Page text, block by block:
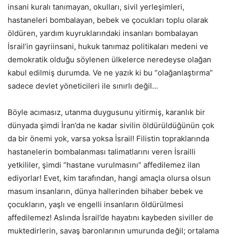
insani kuralı tanımayan, okulları, sivil yerleşimleri,
hastaneleri bombalayan, bebek ve çocukları toplu olarak
öldüren, yardım kuyruklarındaki insanları bombalayan
İsrail’in gayriinsani, hukuk tanımaz politikaları medeni ve
demokratik olduğu söylenen ülkelerce neredeyse olağan
kabul edilmiş durumda. Ve ne yazık ki bu “olağanlaştırma”
sadece devlet yöneticileri ile sınırlı değil…
Böyle acımasız, utanma duygusunu yitirmiş, karanlık bir
dünyada şimdi İran’da ne kadar sivilin öldürüldüğünün çok
da bir önemi yok, varsa yoksa İsrail! Filistin topraklarında
hastanelerin bombalanması talimatlarını veren İsrailli
yetkililer, şimdi “hastane vurulmasını” affedilemez ilan
ediyorlar! Evet, kim tarafından, hangi amaçla olursa olsun
masum insanların, dünya hallerinden bihaber bebek ve
çocukların, yaşlı ve engelli insanların öldürülmesi
affedilemez! Aslında İsrail’de hayatını kaybeden siviller de
muktedirlerin, savaş baronlarının umurunda değil; ortalama